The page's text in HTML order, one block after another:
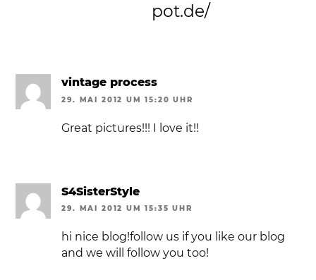
pot.de/
vintage process
29. MAI 2012 UM 15:20 UHR
Great pictures!!! I love it!!
S4SisterStyle
29. MAI 2012 UM 15:35 UHR
hi nice blog!follow us if you like our blog
and we will follow you too!